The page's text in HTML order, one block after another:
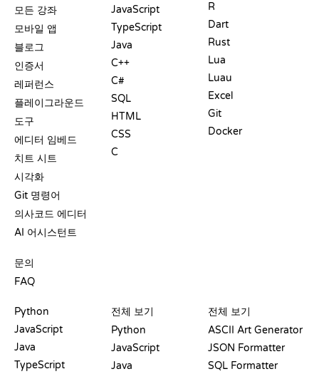
모든 강좌
모바일 앱
블로그
인증서
레퍼런스
플레이그라운드
도구
에디터 임베드
치트 시트
시각화
Git 명령어
의사코드 에디터
AI 어시스턴트
문의
FAQ
JavaScript
TypeScript
Java
C++
C#
SQL
HTML
CSS
C
R
Dart
Rust
Lua
Luau
Excel
Git
Docker
Python
JavaScript
Java
TypeScript
전체 보기
Python
JavaScript
Java
전체 보기
ASCII Art Generator
JSON Formatter
SQL Formatter